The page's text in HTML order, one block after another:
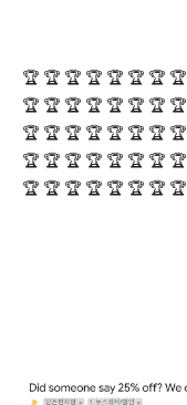
🏆 🏆 🏆 🏆 🏆 🏆 🏆
🏆 🏆 🏆 🏆 🏆 🏆 🏆
🏆 🏆 🏆 🏆 🏆 🏆 🏆
🏆 🏆 🏆 🏆 🏆 🏆 🏆
🏆 🏆 🏆 🏆 🏆 🏆 🏆